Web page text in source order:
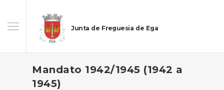
Junta de Freguesia de Ega
Mandato 1942/1945 (1942 a
1945)